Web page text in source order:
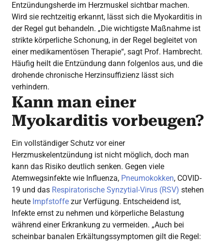
Entzündungsherde im Herzmuskel sichtbar machen.
Wird sie rechtzeitig erkannt, lässt sich die Myokarditis in
der Regel gut behandeln. „Die wichtigste Maßnahme ist
strikte körperliche Schonung, in der Regel begleitet von
einer medikamentösen Therapie“, sagt Prof. Hambrecht.
Häufig heilt die Entzündung dann folgenlos aus, und die
drohende chronische Herzinsuffizienz lässt sich
verhindern.
Kann man einer
Myokarditis vorbeugen?
Ein vollständiger Schutz vor einer
Herzmuskelentzündung ist nicht möglich, doch man
kann das Risiko deutlich senken. Gegen viele
Atemwegsinfekte wie Influenza, Pneumokokken, COVID-
19 und das Respiratorische Synzytial-Virus (RSV) stehen
heute Impfstoffe zur Verfügung. Entscheidend ist,
Infekte ernst zu nehmen und körperliche Belastung
während einer Erkrankung zu vermeiden. „Auch bei
scheinbar banalen Erkältungssymptomen gilt die Regel: